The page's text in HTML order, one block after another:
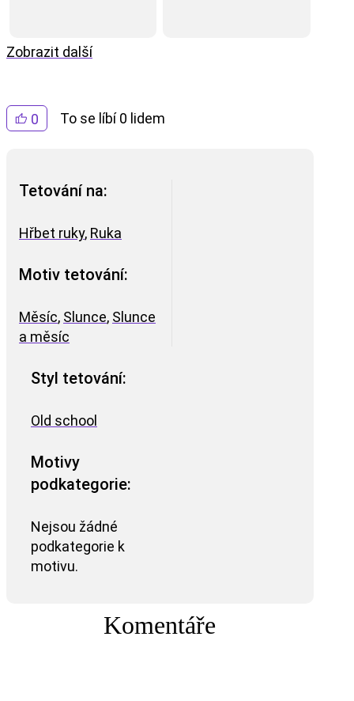
0 To se líbí 0 lidem
Tetování na:
Hřbet ruky, Ruka
Motiv tetování:
Měsíc, Slunce, Slunce
a měsíc
Styl tetování:
Old school
Motivy
podkategorie:
Nejsou žádné
podkategorie k
motivu.
Komentáře
Zobrazit další